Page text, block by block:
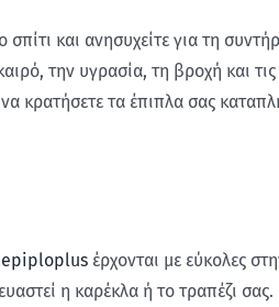
και ανησυχείτε για τη
την υγρασία, τη βροχή και
κρατήσετε τα έπιπλα σας
epiploplus έρχονται με εύκολες
η καρέκλα ή το τραπέζι σας.